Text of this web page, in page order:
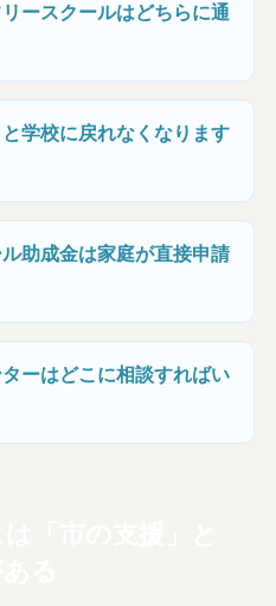
ースクールはどちらに通
学校に戻れなくなります
助成金は家庭が直接申請
ーはどこに相談すればい